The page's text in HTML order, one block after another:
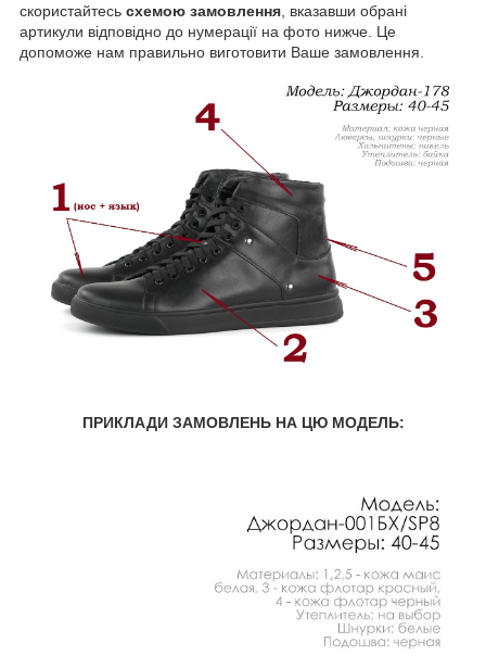
скористайтесь схемою замовлення , вказавши обрані
артикули відповідно до нумерації на фото нижче. Це
допоможе нам правильно виготовити Ваше замовлення.
ПРИКЛАДИ ЗАМОВЛЕНЬ НА ЦЮ МОДЕЛЬ: